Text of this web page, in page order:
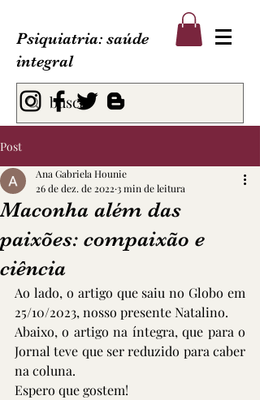
Psiquiatria: saúde
integral
Post
Maconha além das
paixões: compaixão e
ciência
Ana Gabriela Hounie
26 de dez. de 2022 3 min de leitura
Ao lado, o artigo que saiu no Globo em
25/10/2023, nosso presente Natalino.
Abaixo, o artigo na íntegra, que para o
Jornal teve que ser reduzido para caber
na coluna.
Espero que gostem!